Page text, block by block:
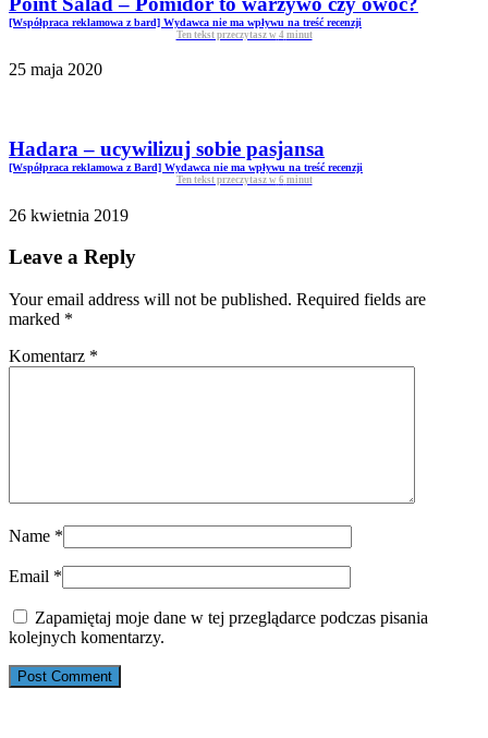
[Współpraca reklamowa z bard] Wydawca nie ma wpływu na treść recenzji
Ten tekst przeczytasz w 4 minut
25 maja 2020
Hadara – ucywilizuj sobie pasjansa
[Współpraca reklamowa z Bard] Wydawca nie ma wpływu na treść recenzji
Ten tekst przeczytasz w 6 minut
26 kwietnia 2019
Leave a Reply
Your email address will not be published. Required fields are
marked *
Komentarz *
Name *
Email *
Zapamiętaj moje dane w tej przeglądarce podczas pisania
kolejnych komentarzy.